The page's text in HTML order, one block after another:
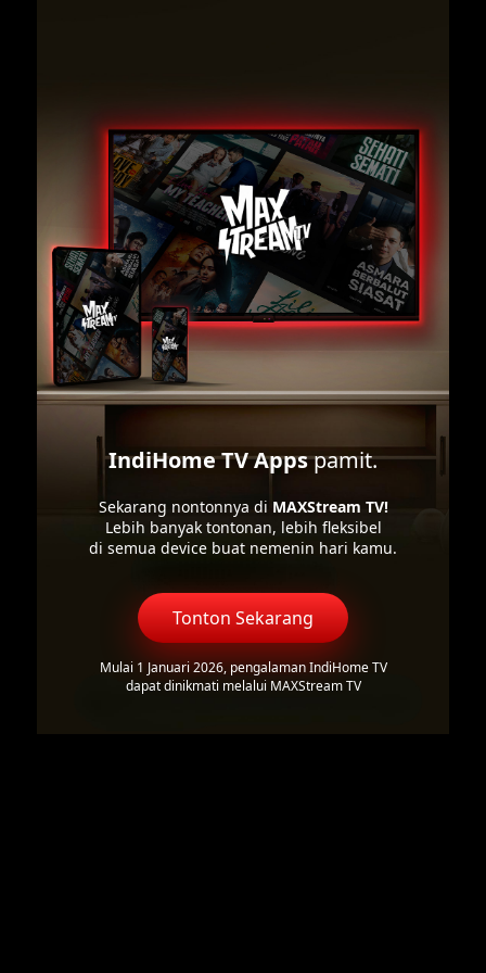
IndiHome TV Appspamit.
Sekarang nontonnya di MAXStream TV!
Lebih banyak tontonan, lebih fleksibel
di semua device buat nemenin hari kamu.
Tonton Sekarang
Mulai 1 Januari 2026, pengalaman IndiHome TV
dapat dinikmati melalui MAXStream TV